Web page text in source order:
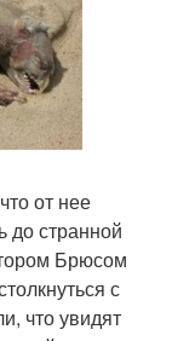
от нее
до странной
Брюсом
с
что увидят